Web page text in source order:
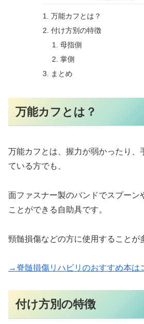
万能カフとは？
付け方別の特徴
母指側
掌側
まとめ
万能カフとは？
万能カフとは、握力が弱かったり、
ている方でも、
面ファスナー製のバンドでスプーン
ことができる自助具です。
頸髄損傷などの方に使用することが
→脊髄損傷リハビリのおすすめ本は
付け方別の特徴